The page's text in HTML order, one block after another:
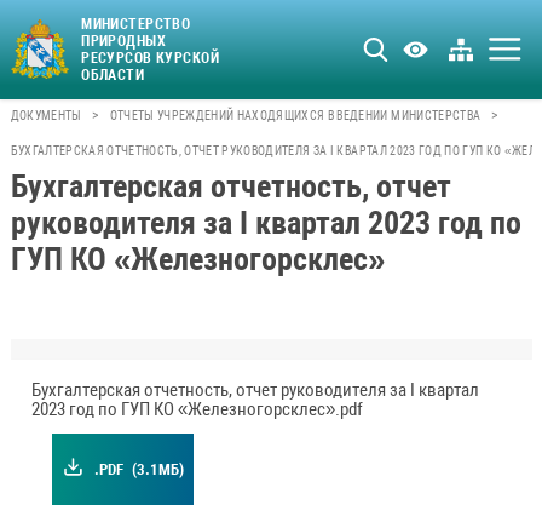
МИНИСТЕРСТВО
ПРИРОДНЫХ
РЕСУРСОВ КУРСКОЙ
ОБЛАСТИ
ДОКУМЕНТЫ > ОТЧЕТЫ УЧРЕЖДЕНИЙ НАХОДЯЩИХСЯ В ВЕДЕНИИ МИНИСТЕРСТВА >
БУХГАЛТЕРСКАЯ ОТЧЕТНОСТЬ, ОТЧЕТ РУКОВОДИТЕЛЯ ЗА I КВАРТАЛ 2023 ГОД ПО ГУП КО
Бухгалтерская отчетность, отчет
руководителя за I квартал 2023 год по
ГУП КО «Железногорсклес»
Бухгалтерская отчетность, отчет руководителя за I квартал
2023 год по ГУП КО «Железногорсклес».pdf
.PDF (3.1МБ)